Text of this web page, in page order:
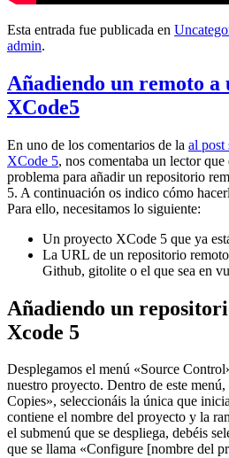
Esta entrada fue publicada en
admin.
Añadiendo un remoto a
XCode5
En uno de los comentarios de la al post
XCode 5, nos comentaba un lector que
problema para añadir un repositorio
5. A continuación os indico cómo
Para ello, necesitamos lo siguiente:
Un proyecto XCode 5 que ya
La URL de un repositorio
Github, gitolite o el que sea en
Añadiendo un
Xcode 5
Desplegamos el menú «Source
nuestro proyecto. Dentro de este
Copies», seleccionáis la única que
contiene el nombre del proyecto y la
el submenú que se despliega, debéis
que se llama «Configure [nombre del